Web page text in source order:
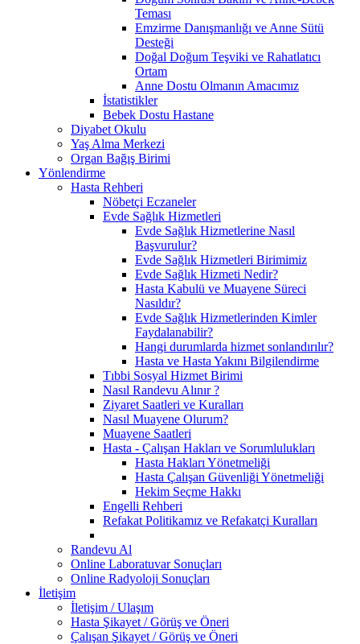
Teması
Emzirme Danışmanlığı ve Anne Sütü
Desteği
Doğal Doğum Teşviki ve Rahatlatıcı
Ortam
Anne Dostu Olmanın Amacımız
İstatistikler
Bebek Dostu Hastane
Diyabet Okulu
Yaş Alma Merkezi
Organ Bağış Birimi
Yönlendirme
Hasta Rehberi
Nöbetçi Eczaneler
Evde Sağlık Hizmetleri
Evde Sağlık Hizmetlerine Nasıl
Başvurulur?
Evde Sağlık Hizmetleri Birimimiz
Evde Sağlık Hizmeti Nedir?
Hasta Kabulü ve Muayene Süreci
Nasıldır?
Evde Sağlık Hizmetlerinden Kimler
Faydalanabilir?
Hangi durumlarda hizmet sonlandırılır?
Hasta ve Hasta Yakını Bilgilendirme
Tıbbi Sosyal Hizmet Birimi
Nasıl Randevu Alınır ?
Ziyaret Saatleri ve Kuralları
Nasıl Muayene Olurum?
Muayene Saatleri
Hasta - Çalışan Hakları ve Sorumlulukları
Hasta Hakları Yönetmeliği
Hasta Çalışan Güvenliği Yönetmeliği
Hekim Seçme Hakkı
Engelli Rehberi
Refakat Politikamız ve Refakatçi Kuralları
Randevu Al
Online Laboratuvar Sonuçları
Online Radyoloji Sonuçları
İletişim
İletişim / Ulaşım
Hasta Şikayet / Görüş ve Öneri
Çalışan Şikayet / Görüş ve Öneri